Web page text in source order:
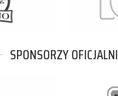
SPONSORZY OFICJALNI